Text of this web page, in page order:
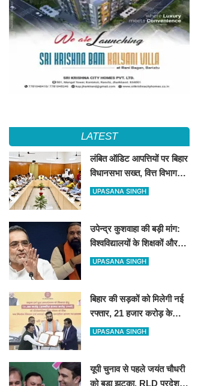
LATEST
लंबित ऑडिट आपत्तियों पर बिहार
विधानसभा सख्त, वित्त विभाग
बना नोडल एजेंसी; सभी विभागों
UPASANA SINGH
उपेन्द्र कुशवाहा की बड़ी मांग:
विश्वविद्यालयों के शिक्षकों और
कर्मचारियों को भी मिले कैशलेस
UPASANA SINGH
बिहार की सड़कों को मिलेगी नई
रफ्तार, 21 हजार करोड़ के
वित्तपोषण पर सरकार और
UPASANA SINGH
यूपी चुनाव से पहले जयंत चौधरी
को बड़ा झटका, RLD प्रदेश